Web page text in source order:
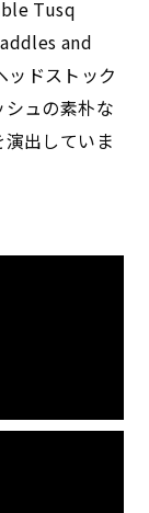
Tusq
and
ドストック
ュの素朴な
出していま